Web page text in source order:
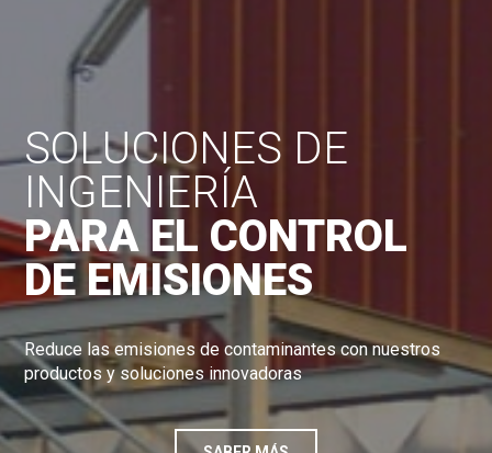
SOLUCIONES DE
INGENIERÍA
PARA EL CONTROL
DE EMISIONES
Reduce las emisiones de contaminantes con nuestros
productos y soluciones innovadoras